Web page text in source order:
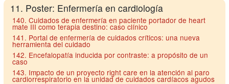
11. Poster: Enfermería en cardiología
140. Cuidados de enfermería en paciente portador de heart
mate III como terapia destino: caso clínico
141. Portal de enfermería de cuidados críticos: una nueva
herramienta del cuidado
142. Encefalopatía inducida por contraste: a propósito de un
caso
143. Impacto de un proyecto right care en la atención al paro
cardiorrespiratorio en la unidad de cuidados cardíacos agudos